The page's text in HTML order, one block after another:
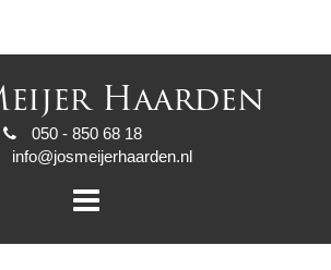
Haarden
050 - 850 68 18
info@josmeijerhaarden.nl